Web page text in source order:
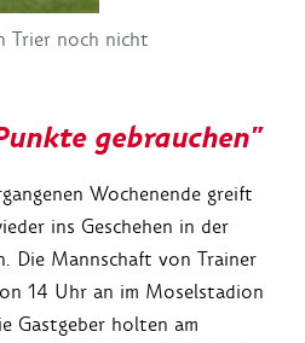
Trier noch nicht
gebrauchen"
Wochenende greift
ins Geschehen in der
Die Mannschaft von Trainer
14 Uhr an im Moselstadion
Gastgeber holten am